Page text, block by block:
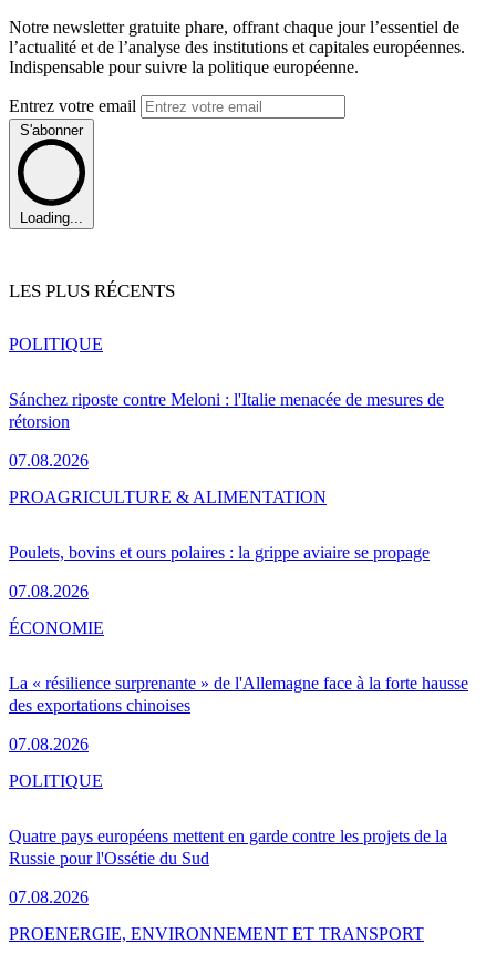
Notre newsletter gratuite phare, offrant chaque jour l’essentiel de
l’actualité et de l’analyse des institutions et capitales européennes.
Indispensable pour suivre la politique européenne.
Entrez votre email
S'abonner
Loading...
LES PLUS RÉCENTS
Sánchez riposte contre Meloni : l'Italie menacée de mesures de
rétorsion
07.08.2026
POLITIQUE
Poulets, bovins et ours polaires : la grippe aviaire se propage
07.08.2026
PROAGRICULTURE & ALIMENTATION
La « résilience surprenante » de l'Allemagne face à la forte hausse
des exportations chinoises
07.08.2026
ÉCONOMIE
Quatre pays européens mettent en garde contre les projets de la
Russie pour l'Ossétie du Sud
07.08.2026
POLITIQUE
PROENERGIE, ENVIRONNEMENT ET TRANSPORT